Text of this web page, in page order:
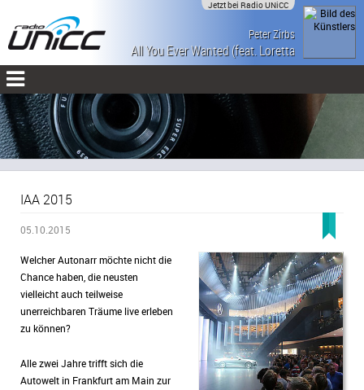
Jetzt bei Radio UNiCC
Peter Zirbs
All You Ever Wanted (feat. Loretta
Who)
IAA 2015
05.10.2015
Welcher Autonarr möchte nicht die
Chance haben, die neusten
vielleicht auch teilweise
unerreichbaren Träume live erleben
zu können?
Alle zwei Jahre trifft sich die
Autowelt in Frankfurt am Main zur